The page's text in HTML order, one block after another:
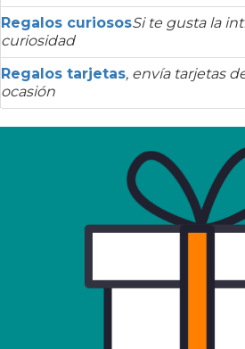
Regalos curiososSi te gusta la
curiosidad
Regalos tarjetas, envía tarjetas
ocasión